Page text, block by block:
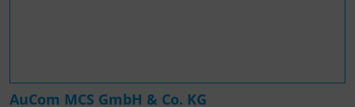
AuCom MCS GmbH & Co. KG